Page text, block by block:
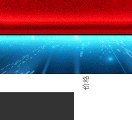
价格 / 单位：
人民币